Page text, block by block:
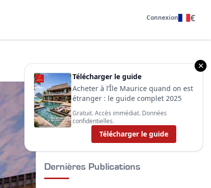
Connexion €
Catégorie
Expatriation (1)
Dernières Publications
×
Télécharger le guide
Acheter à l’Île Maurice quand on est
étranger : le guide complet 2025
Gratuit. Accès immédiat. Données
confidentielles.
Télécharger le guide